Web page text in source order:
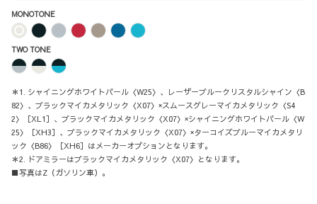
MONOTONE
TWO TONE
＊1. シャイニングホワイトパール〈W25〉、レーザーブルークリスタルシャイン〈B
82〉、ブラックマイカメタリック〈X07〉×スムースグレーマイカメタリック〈S4
2〉［XL1］、ブラックマイカメタリック〈X07〉×シャイニングホワイトパール〈W
25〉［XH3］、ブラックマイカメタリック〈X07〉×ターコイズブルーマイカメタリ
ック〈B86〉［XH6］はメーカーオプションとなります。
＊2. ドアミラーはブラックマイカメタリック〈X07〉となります。
■写真はZ（ガソリン車）。